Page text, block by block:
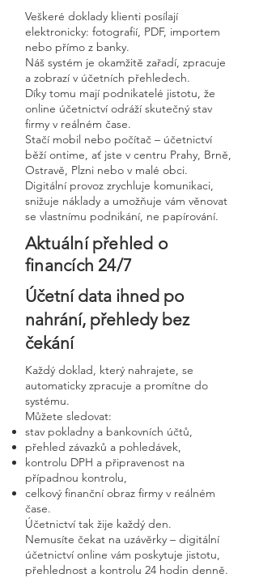
Veškeré doklady klienti posílají
elektronicky: fotografií, PDF, importem
nebo přímo z banky.
Náš systém je okamžitě zařadí, zpracuje
a zobrazí v účetních přehledech.
Díky tomu mají podnikatelé jistotu, že
online účetnictví odráží skutečný stav
firmy v reálném čase.
Stačí mobil nebo počítač – účetnictví
běží ontime, ať jste v centru Prahy, Brně,
Ostravě, Plzni nebo v malé obci.
Digitální provoz zrychluje komunikaci,
snižuje náklady a umožňuje vám věnovat
se vlastnímu podnikání, ne papírování.
Aktuální přehled o
financích 24/7
Účetní data ihned po
nahrání, přehledy bez
čekání
Každý doklad, který nahrajete, se
automaticky zpracuje a promítne do
systému.
Můžete sledovat:
stav pokladny a bankovních účtů,
přehled závazků a pohledávek,
kontrolu DPH a připravenost na
případnou kontrolu,
celkový finanční obraz firmy v reálném
čase.
Účetnictví tak žije každý den.
Nemusíte čekat na uzávěrky – digitální
účetnictví online vám poskytuje jistotu,
přehlednost a kontrolu 24 hodin denně.